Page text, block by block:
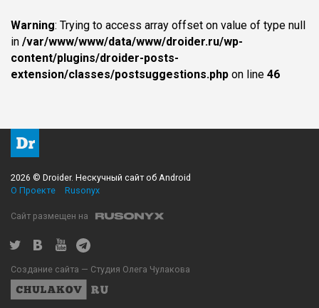
Warning: Trying to access array offset on value of type null
in /var/www/www/data/www/droider.ru/wp-
content/plugins/droider-posts-
extension/classes/postsuggestions.php on line 46
2026 © Droider. Нескучный сайт об Android
О Проекте
Rusonyx
Сайт размещен на
Создание сайта — Студия Олега Чулакова